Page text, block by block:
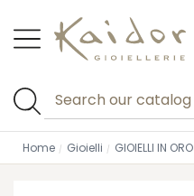
Home Gioielli GIOIELLI IN ORO